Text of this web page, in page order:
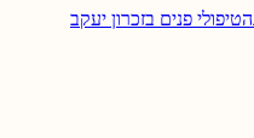
טיפולי פנים בזכרון יעקב